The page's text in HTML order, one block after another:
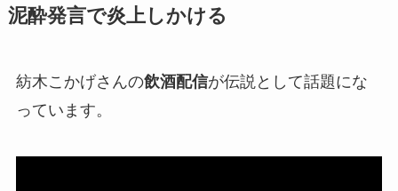
泥酔発言で炎上しかける
紡木こかげさんの飲酒配信が伝説として話題にな
っています。